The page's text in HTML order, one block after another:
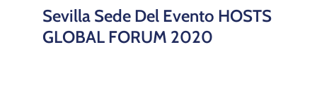
Sevilla Sede Del Evento HOSTS
GLOBAL FORUM 2020